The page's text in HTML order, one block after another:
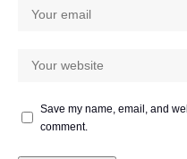
Save my name, email, and
comment.